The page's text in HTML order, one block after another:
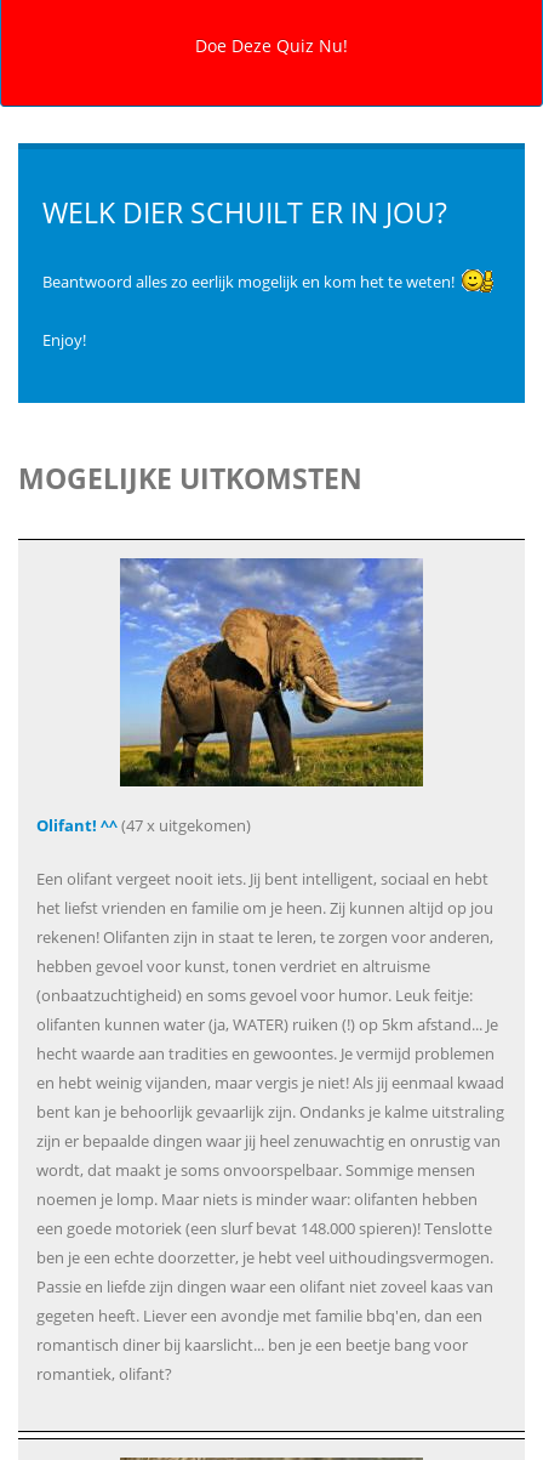
WELK DIER SCHUILT ER IN JOU?
Beantwoord alles zo eerlijk mogelijk en kom het te weten!
Enjoy!
MOGELIJKE UITKOMSTEN
Olifant! ^^(47 x uitgekomen)
Een olifant vergeet nooit iets. Jij bent intelligent, sociaal en hebt
het liefst vrienden en familie om je heen. Zij kunnen altijd op jou
rekenen! Olifanten zijn in staat te leren, te zorgen voor anderen,
hebben gevoel voor kunst, tonen verdriet en altruisme
(onbaatzuchtigheid) en soms gevoel voor humor. Leuk feitje:
olifanten kunnen water (ja, WATER) ruiken (!) op 5km afstand... Je
hecht waarde aan tradities en gewoontes. Je vermijd problemen
en hebt weinig vijanden, maar vergis je niet! Als jij eenmaal kwaad
bent kan je behoorlijk gevaarlijk zijn. Ondanks je kalme uitstraling
zijn er bepaalde dingen waar jij heel zenuwachtig en onrustig van
wordt, dat maakt je soms onvoorspelbaar. Sommige mensen
noemen je lomp. Maar niets is minder waar: olifanten hebben
een goede motoriek (een slurf bevat 148.000 spieren)! Tenslotte
ben je een echte doorzetter, je hebt veel uithoudingsvermogen.
Passie en liefde zijn dingen waar een olifant niet zoveel kaas van
gegeten heeft. Liever een avondje met familie bbq'en, dan een
romantisch diner bij kaarslicht... ben je een beetje bang voor
romantiek, olifant?